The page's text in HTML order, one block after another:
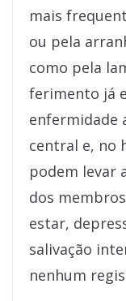
mais
ou pela
como pela
ferimento já
enfermidade
central e, no
podem levar
dos
estar,
salivação
nenhum